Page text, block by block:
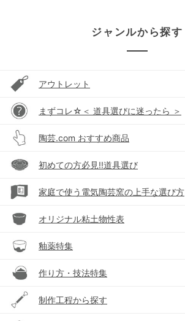
ジャンルから探す
アウトレット
まずコレ☆＜ 道具選びに迷ったら ＞
陶芸.com おすすめ商品
初めての方必見!!道具選び
家庭で使う電気陶芸窯の上手な選び方
オリジナル粘土物性表
釉薬特集
作り方・技法特集
制作工程から探す